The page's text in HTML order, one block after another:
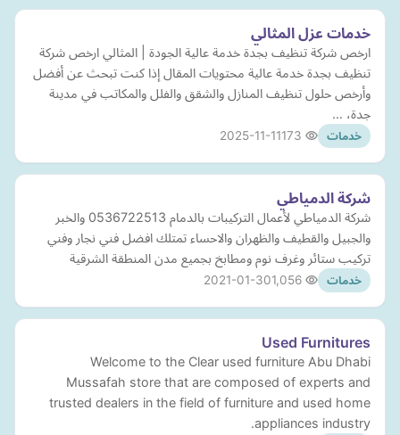
خدمات عزل المثالي
ارخص شركة تنظيف بجدة خدمة عالية الجودة | المثالي ارخص شركة
تنظيف بجدة خدمة عالية محتويات المقال إذا كنت تبحث عن أفضل
وأرخص حلول تنظيف المنازل والشقق والفلل والمكاتب في مدينة
جدة، …
خدمات 2025-11-11
شركة الدمياطي
شركة الدمياطي لأعمال التركيبات بالدمام 0536722513 والخبر
والجبيل والقطيف والظهران والاحساء تمتلك افضل فني نجار وفني
تركيب ستائر وغرف نوم ومطابخ بجميع مدن المنطقة الشرقية
خدمات 2021-01-30
Used Furnitures
Welcome to the Clear used furniture Abu Dhabi
Mussafah store that are composed of experts and
trusted dealers in the field of furniture and used home
appliances industry.